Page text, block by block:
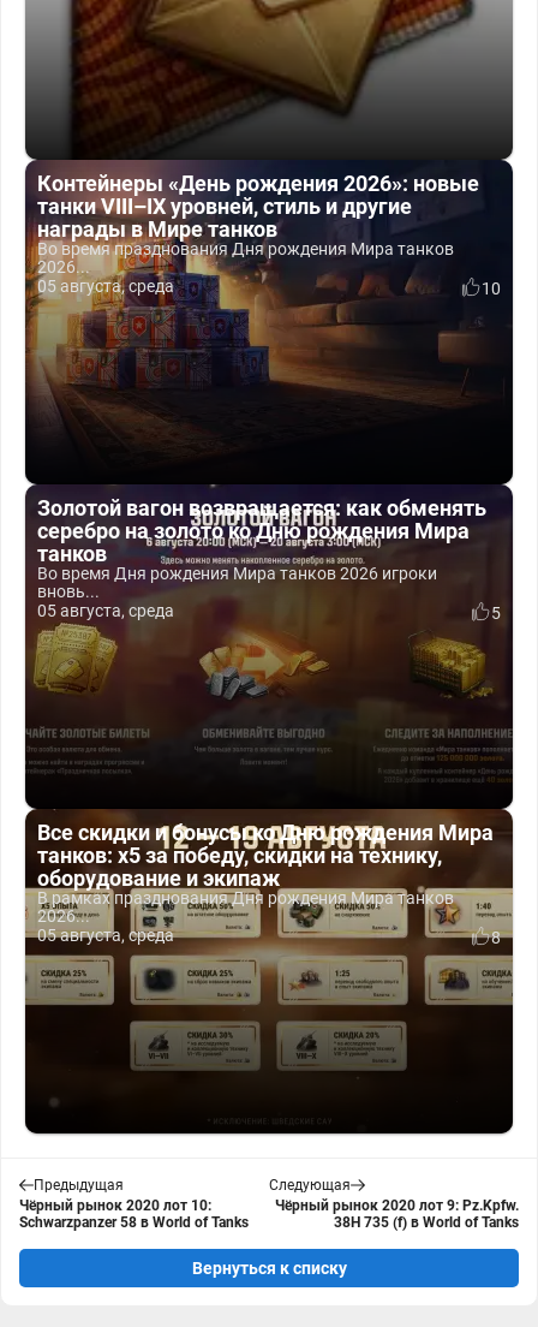
Контейнеры «День рождения 2026»: новые
танки VIII–IX уровней, стиль и другие
награды в Мире танков
Во время празднования Дня рождения Мира танков
2026...
05 августа, среда
10
Золотой вагон возвращается: как обменять
серебро на золото ко Дню рождения Мира
танков
Во время Дня рождения Мира танков 2026 игроки
вновь...
05 августа, среда
5
Все скидки и бонусы ко Дню рождения Мира
танков: x5 за победу, скидки на технику,
оборудование и экипаж
В рамках празднования Дня рождения Мира танков
2026...
05 августа, среда
8
Предыдущая
Чёрный рынок 2020 лот 10:
Schwarzpanzer 58 в World of Tanks
Следующая
Чёрный рынок 2020 лот 9: Pz.Kpfw.
38H 735 (f) в World of Tanks
Вернуться к списку